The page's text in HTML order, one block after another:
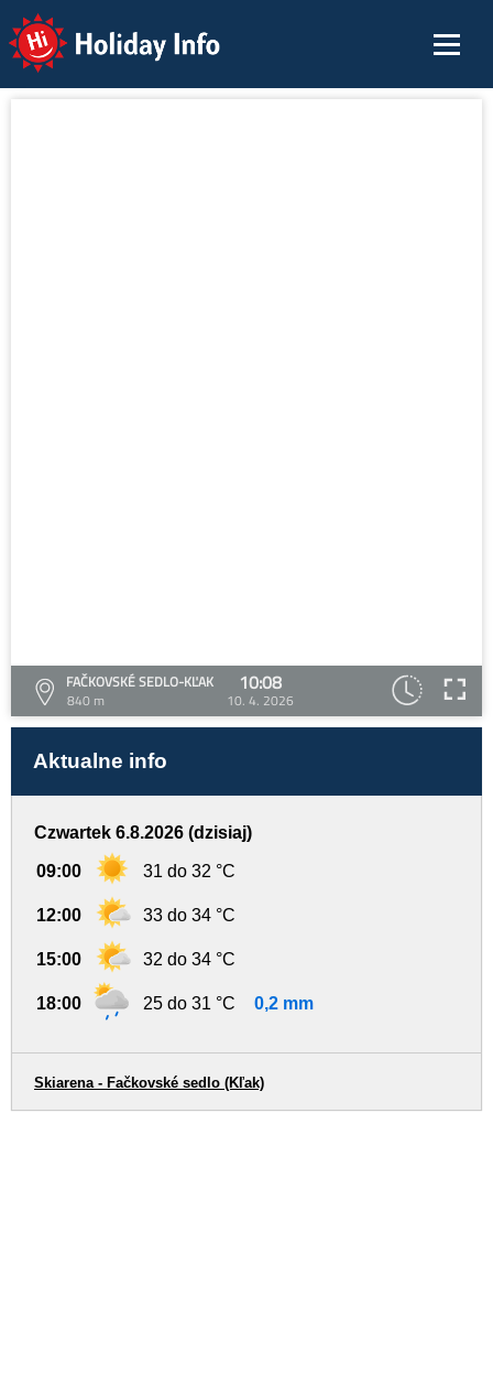
Holiday Info
FAČKOVSKÉ SEDLO-KĽAK
840 m
10:08
10. 4. 2026
Aktualne info
Czwartek 6.8.2026 (dzisiaj)
09:00 31 do 32 °C
12:00 33 do 34 °C
15:00 32 do 34 °C
18:00 25 do 31 °C 0,2 mm
Skiarena - Fačkovské sedlo (Kľak)